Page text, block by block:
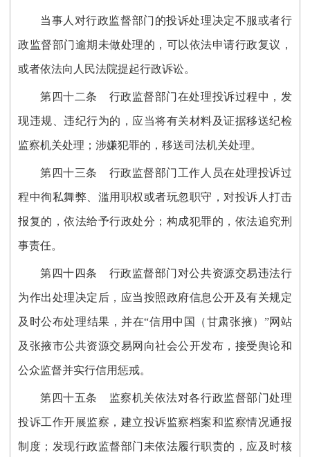
当事人对行政监督部门的投诉处理决定不服或者行
政监督部门逾期未做处理的，可以依法申请行政复议，
或者依法向人民法院提起行政诉讼。
第四十二条 行政监督部门在处理投诉过程中，发
现违规、违纪行为的，应当将有关材料及证据移送纪检
监察机关处理；涉嫌犯罪的，移送司法机关处理。
第四十三条 行政监督部门工作人员在处理投诉过
程中徇私舞弊、滥用职权或者玩忽职守，对投诉人打击
报复的，依法给予行政处分；构成犯罪的，依法追究刑
事责任。
第四十 四条 行政监督部门对公共资源交易违法行
为作出处理决定后，应当按照政府信息公开及有关规定
及时公布处理结果，并在“信用中国（甘肃张掖）”网站
及张掖市公共资源交易网向社会公开发布，接受舆论和
公众监督并实行信用惩戒。
第四十五条 监察机关依法对各行政监督部门处理
投诉工作开展监察，建立投诉监察档案和监察情况通报
制度；发现行政监督部门未依法履行职责的，应及时核